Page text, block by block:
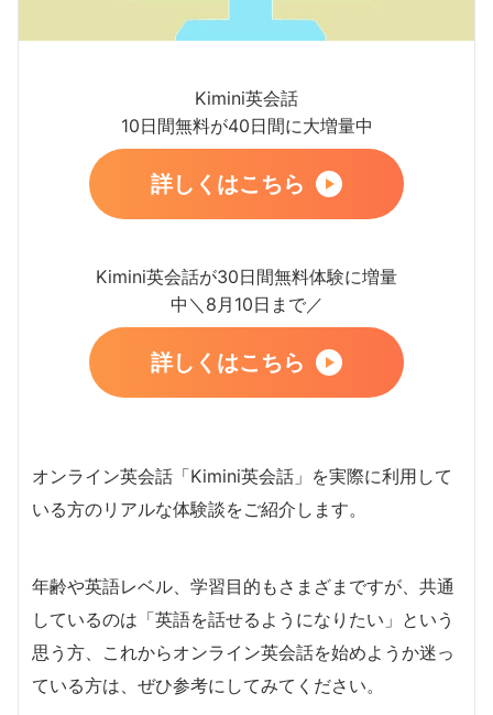
Kimini英会話
10日間無料が40日間に大増量中
詳しくはこちら
Kimini英会話が30日間無料体験に増量
中＼8月10日まで／
詳しくはこちら
オンライン英会話「Kimini英会話」を実際に利用して
いる方のリアルな体験談をご紹介します。
年齢や英語レベル、学習目的もさまざまですが、共通
しているのは「英語を話せるようになりたい」という
思う方、これからオンライン英会話を始めようか迷っ
ている方は、ぜひ参考にしてみてください。